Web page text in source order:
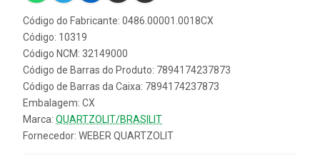
Código do Fabricante: 0486.00001.0018CX
Código: 10319
Código NCM: 32149000
Código de Barras do Produto: 7894174237873
Código de Barras da Caixa: 7894174237873
Embalagem: CX
Marca: QUARTZOLIT/BRASILIT
Fornecedor: WEBER QUARTZOLIT